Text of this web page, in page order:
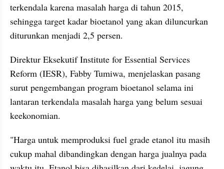
terkendala karena masalah harga di tahun 2015,
sehingga target kadar bioetanol yang akan diluncurkan
diturunkan menjadi 2,5 persen.
Direktur Eksekutif Institute for Essential Services
Reform (IESR), Fabby Tumiwa, menjelaskan pasang
surut pengembangan program bioetanol selama ini
lantaran terkendala masalah harga yang belum sesuai
keekonomian.
"Harga untuk memproduksi fuel grade etanol itu masih
cukup mahal dibandingkan dengan harga jualnya pada